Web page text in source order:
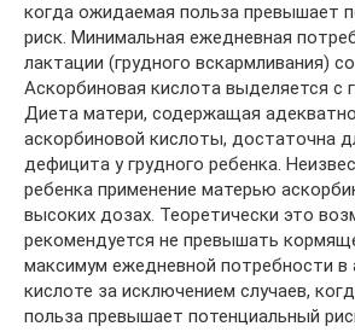
когда ожидаемая польза превышает
риск. Минимальная ежедневная
лактации (грудного вскармливания)
Аскорбиновая кислота выделяется с
Диета матери, содержащая
аскорбиновой кислоты, достаточна
дефицита у грудного ребенка.
ребенка применение матерью
высоких дозах. Теоретически это
рекомендуется не превышать
максимум ежедневной потребности в
кислоте за исключением случаев,
польза превышает потенциальный